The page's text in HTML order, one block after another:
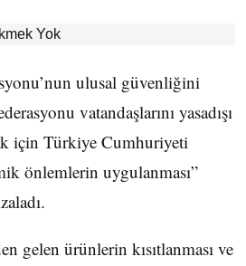
ulusal güvenliğini
vatandaşlarını yasadışı
için Türkiye Cumhuriyeti
önlemlerin uygulanması”
gelen ürünlerin kısıtlanması ve